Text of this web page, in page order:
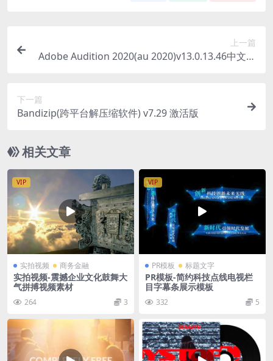
上一篇
Adobe Audition 2020(au 2020)v13.0.13.46中文直
下一篇
Bandizip(跨平台解压缩软件) v7.29 激活版
相关文章
VIP
实拍视频 商务金融
实拍视频-震撼企业文化鼓舞大
气拼搏视频素材
264 3
VIP
PR模板 标题文字
PR模板-简约科技点线电视栏
目字幕条展示模板
332 5